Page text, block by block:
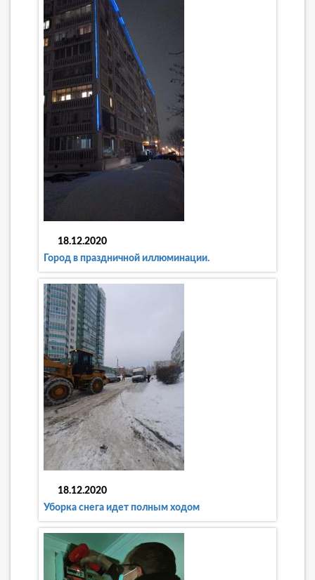
18.12.2020
Город в праздничной иллюминации.
18.12.2020
Уборка снега идет полным ходом